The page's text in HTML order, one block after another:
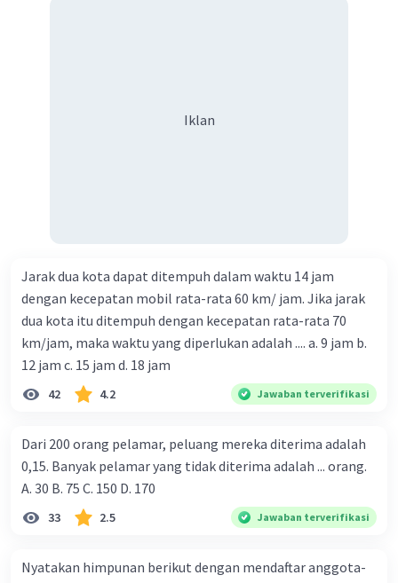
Iklan
Jarak dua kota dapat ditempuh dalam waktu 14 jam
dengan kecepatan mobil rata-rata 60 km/ jam. Jika jarak
dua kota itu ditempuh dengan kecepatan rata-rata 70
km/jam, maka waktu yang diperlukan adalah .... a. 9 jam b.
12 jam c. 15 jam d. 18 jam
42 4.2 Jawaban terverifikasi
Dari 200 orang pelamar, peluang mereka diterima adalah
0,15. Banyak pelamar yang tidak diterima adalah ... orang.
A. 30 B. 75 C. 150 D. 170
33 2.5 Jawaban terverifikasi
Nyatakan himpunan berikut dengan mendaftar anggota-